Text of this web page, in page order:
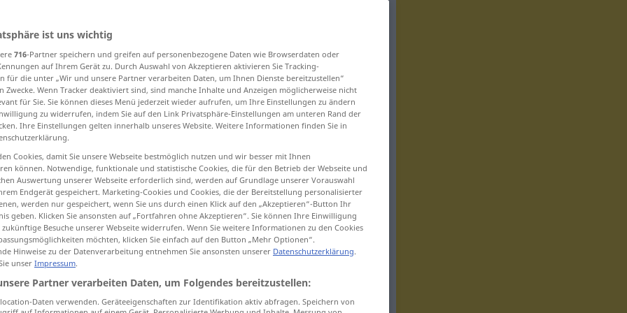
unnatürlich angespannt
,
strainedartificial, forced
a strainedlaugh
ist uns wichtig
716-Partner speichern und greifen auf personenbezogene Daten wie Browserdaten oder
auf Ihrem Gerät zu. Durch Auswahl von Akzeptieren aktivieren Sie Tracking-
für die unter „Wir und unsere Partner verarbeiten Daten, um Ihnen Dienste bereitzustellen“
Zwecke. Wenn Tracker deaktiviert sind, sind manche Inhalte und Anzeigen möglicherweise nicht
für Sie. Sie können dieses Menü jederzeit wieder aufrufen, um Ihre Einstellungen zu ändern
zu widerrufen, indem Sie auf den Link Privatsphäre-Einstellungen am unteren Rand der
Ihre Einstellungen gelten innerhalb unseres Website. Weitere Informationen finden Sie in
Cookies, damit Sie unsere Webseite bestmöglich nutzen und wir besser mit Ihnen
können. Notwendige, funktionale und statistische Cookies, die für den Betrieb der Webseite und
Auswertung unserer Webseite erforderlich sind, werden auf Grundlage unserer Vorauswahl
Endgerät gespeichert. Marketing-Cookies und Cookies, die der Bereitstellung personalisierter
werden nur gespeichert, wenn Sie uns durch einen Klick auf den „Akzeptieren“-Button Ihr
geben. Klicken Sie ansonsten auf „Fortfahren ohne Akzeptieren“. Sie können Ihre Einwilligung
Besuche unserer Webseite widerrufen. Wenn Sie weitere Informationen zu den Cookies
möchten, klicken Sie einfach auf den Button „Mehr Optionen“.
Hinweise zu der Datenverarbeitung entnehmen Sie ansonsten unserer Datenschutzerklärung.
unser Impressum.
Partner verarbeiten Daten, um Folgendes bereitzustellen:
Daten verwenden. Geräteeigenschaften zur Identifikation aktiv abfragen. Speichern von